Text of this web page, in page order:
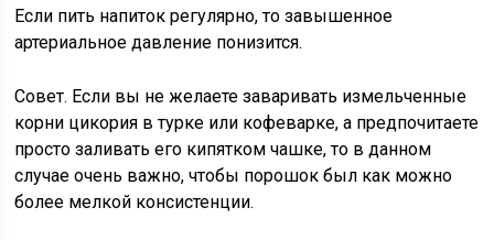
Если пить напиток регулярно, то завышенное
артериальное давление понизится.
Совет. Если вы не желаете заваривать измельченные
корни цикория в турке или кофеварке, а предпочитаете
просто заливать его кипятком чашке, то в данном
случае очень важно, чтобы порошок был как можно
более мелкой консистенции.